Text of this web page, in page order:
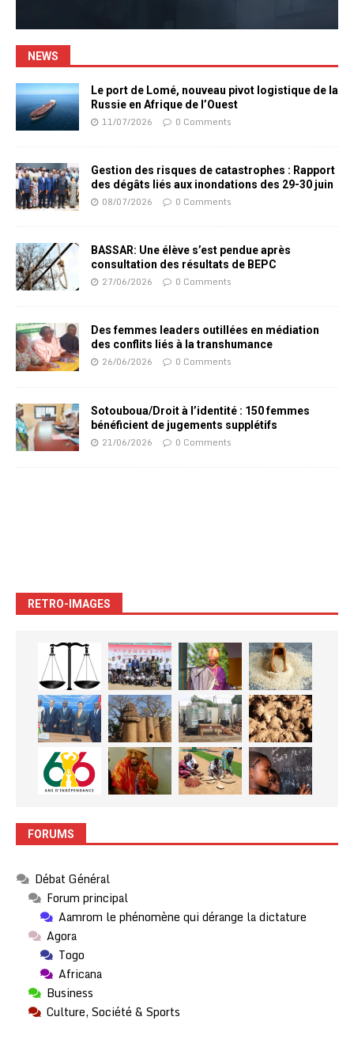
NEWS
Le port de Lomé, nouveau pivot logistique de la
Russie en Afrique de l’Ouest
11/07/2026 0 Comments
Gestion des risques de catastrophes : Rapport
des dégâts liés aux inondations des 29-30 juin
08/07/2026 0 Comments
BASSAR: Une élève s’est pendue après
consultation des résultats de BEPC
27/06/2026 0 Comments
Des femmes leaders outillées en médiation
des conflits liés à la transhumance
26/06/2026 0 Comments
Sotouboua/Droit à l’identité : 150 femmes
bénéficient de jugements supplétifs
21/06/2026 0 Comments
RETRO-IMAGES
FORUMS
Débat Général
Forum principal
Aamrom le phénomène qui dérange la dictature
Agora
Togo
Africana
Business
Culture, Société & Sports